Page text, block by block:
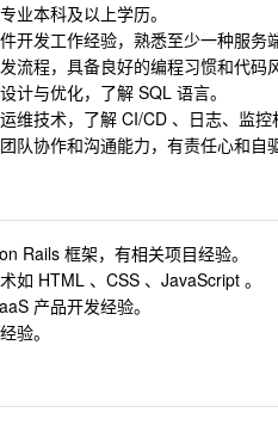
业本科及以上学历。
开发工作经验，熟悉至少一种服务
流程，具备良好的编程习惯和代码
计与优化，了解 SQL 语言。
维技术，了解 CI/CD 、日志、监控
队协作和沟通能力，有责任心和自
Rails 框架，有相关项目经验。
如 HTML 、CSS 、JavaScript 。
产品开发经验。
验。